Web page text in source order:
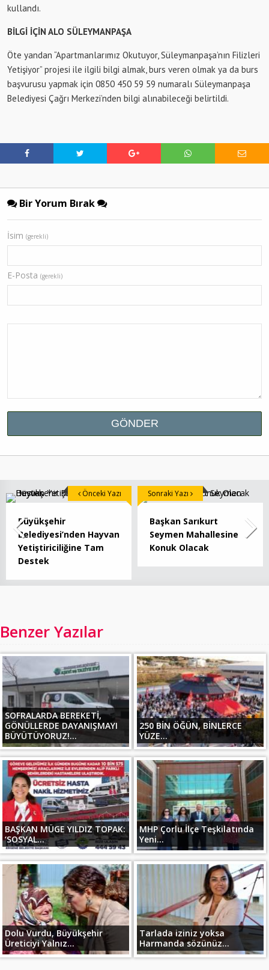
kullandı.
BİLGİ İÇİN ALO SÜLEYMANPAŞA
Öte yandan “Apartmanlarımız Okutuyor, Süleymanpaşa’nın Filizleri
Yetişiyor” projesi ile ilgili bilgi almak, burs veren olmak ya da burs
başvurusu yapmak için 0850 450 59 59 numaralı Süleymanpaşa
Belediyesi Çağrı Merkezi’nden bilgi alınabileceği belirtildi.
Bir Yorum Bırak
İsim (gerekli)
E-Posta (gerekli)
Büyükşehir
Belediyesi’nden Hayvan
Yetiştiriciliğine Tam
Destek
Önceki Yazı
Başkan Sarıkurt
Seymen Mahallesine
Konuk Olacak
Sonraki Yazı
Benzer Yazılar
SOFRALARDA BEREKETİ,
GÖNÜLLERDE DAYANIŞMAYI
BÜYÜTÜYORUZ!...
250 BİN ÖĞÜN, BİNLERCE
YÜZE...
BAŞKAN MÜGE YILDIZ TOPAK:
‘SOSYAL...
MHP Çorlu İlçe Teşkilatında
Yeni...
Dolu Vurdu, Büyükşehir
Üreticiyi Yalnız...
Tarlada iziniz yoksa
Harmanda sözünüz...